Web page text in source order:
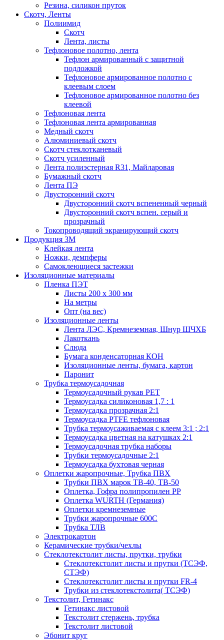
Резина, силикон пруток
Скотч, Ленты
Полиимид
Скотч
Лента, листы
Тефлоновое полотно, лента
Тефлон армированный с защитной
подложкой
Тефлоновое армированное полотно с
клеевым слоем
Тефлоновое армированное полотно без
клеевой
Тефлоновая лента
Тефлоновая лента армированная
Медный скотч
Алюминиевый скотч
Скотч стеклотканевый
Скотч усиленный
Лента полиэстерная R31, Майларовая
Бумажный скотч
Лента ПЭ
Двусторонний скотч
Двусторонний скотч вспененный черный
Двусторонний скотч вспен. серый и
прозрачный
Токопроводящий экранирующий скотч
Продукция 3M
Клейкая лента
Ножки, демпферы
Самоклеющиеся застежки
Изоляционные материалы
Пленка ПЭТ
Листы 200 х 300 мм
На метры
Опт (на вес)
Изоляционные ленты
Лента ЛЭС, Кремнеземная, Шнур ШЧХБ
Лакоткань
Слюда
Бумага конденсаторная КОН
Изоляционные ленты, бумага, картон
Паронит
Трубка термоусадочная
Термоусадочный рукав PET
Термоусадка силиконовая 1,7 : 1
Термоусадка прозрачная 2:1
Термоусадка PTFE тефлоновая
Трубка термоусаживаемая с клеем 3:1 ; 2:1
Термоусадка цветная на катушках 2:1
Термоусадочная трубка наборы
Трубки термоусадочные 2:1
Термоусадка бухтовая черная
Оплетки жаропрочные, Трубка ПВХ
Трубки ПВХ марок ТВ-40, ТВ-50
Оплетка, Гофра полипропилен PP
Оплетка WURTH (Германия)
Оплетки кремнеземные
Трубки жаропрочные 600С
Трубка ТЛВ
Электрокартон
Керамические трубки/чехлы
Cтеклотекстолит листы, прутки, трубки
Стеклотекстолит листы и прутки (ТСЭФ,
СТЭФ)
Стеклотекстолит листы и прутки FR-4
Трубки из стеклотекстолита( ТСЭФ)
Текстолит, Гетинакс
Гетинакс листовой
Текстолит стержень, трубка
Текстолит листовой
Эбонит круг